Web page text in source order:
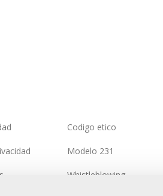
Codigo etico
Modelo 231
Whistleblowing